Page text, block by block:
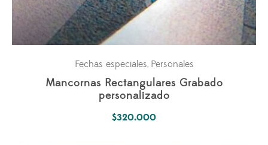
Fechas especiales, Personales
Mancornas Rectangulares Grabado
personalizado
$320.000